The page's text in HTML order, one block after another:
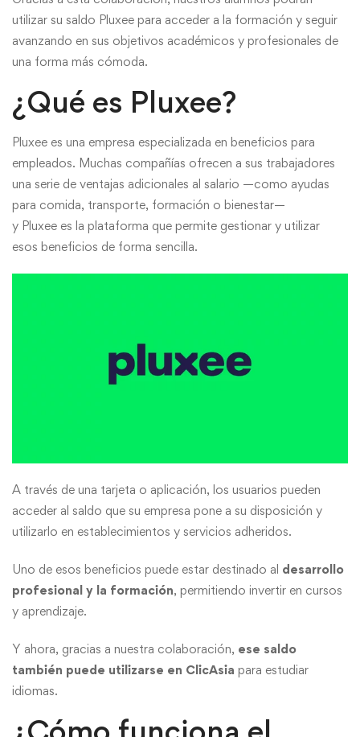
utilizar su saldo Pluxee para acceder a la formación y seguir
avanzando en sus objetivos académicos y profesionales de
una forma más cómoda.
¿Qué es Pluxee?
Pluxee es una empresa especializada en beneficios para
empleados. Muchas compañías ofrecen a sus trabajadores
una serie de ventajas adicionales al salario —como ayudas
para comida, transporte, formación o bienestar—
y Pluxee es la plataforma que permite gestionar y utilizar
esos beneficios de forma sencilla.
A través de una tarjeta o aplicación, los usuarios pueden
acceder al saldo que su empresa pone a su disposición y
utilizarlo en establecimientos y servicios adheridos.
Uno de esos beneficios puede estar destinado al desarrollo
profesional y la formación, permitiendo invertir en cursos
y aprendizaje.
Y ahora, gracias a nuestra colaboración, ese saldo
también puede utilizarse en ClicAsia para estudiar
idiomas.